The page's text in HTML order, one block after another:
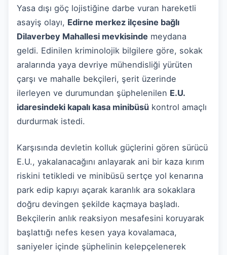
Yasa dışı göç lojistiğine darbe vuran hareketli
asayiş olayı, Edirne merkez ilçesine bağlı
Dilaverbey Mahallesi mevkisinde meydana
geldi. Edinilen kriminolojik bilgilere göre, sokak
aralarında yaya devriye mühendisliği yürüten
çarşı ve mahalle bekçileri, şerit üzerinde
ilerleyen ve durumundan şüphelenilen E.U.
idaresindeki kapalı kasa minibüsü kontrol amaçlı
durdurmak istedi.
Karşısında devletin kolluk güçlerini gören sürücü
E.U., yakalanacağını anlayarak ani bir kaza kırım
riskini tetikledi ve minibüsü sertçe yol kenarına
park edip kapıyı açarak karanlık ara sokaklara
doğru devingen şekilde kaçmaya başladı.
Bekçilerin anlık reaksiyon mesafesini koruyarak
başlattığı nefes kesen yaya kovalamaca,
saniyeler içinde şüphelinin kelepçelenerek